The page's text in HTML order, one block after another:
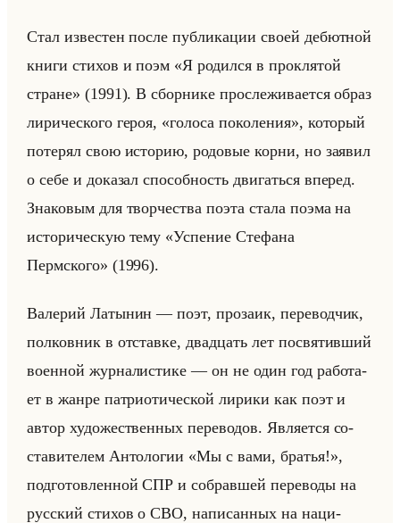
Стал из­ве­стен после пуб­ли­ка­ции своей де­бют­ной
книги сти­хов и поэм «Я родился в проклятой
стране» (1991). В сбор­ни­ке про­сле­жи­ва­ет­ся образ
ли­ри­че­ско­го героя, «голоса поколения», ко­то­рый
по­те­рял свою ис­то­рию, ро­до­вые корни, но за­явил
о себе и до­ка­зал спо­соб­ность дви­гаться впе­ред.
Зна­ко­вым для твор­че­ства поэта стала поэма на
ис­то­ри­че­скую тему «Успение Стефана
Пермского» (1996).
Ва­ле­рий Ла­ты­нин — поэт, про­за­ик, пе­ре­вод­чик,
пол­ков­ник в от­став­ке, два­дцать лет по­свя­тив­ший
во­ен­ной жур­на­ли­сти­ке — он не один год ра­бо­та­
ет в жанре пат­ри­оти­че­ской ли­ри­ки как поэт и
автор ху­до­же­ствен­ных пе­ре­во­дов. Яв­ля­ет­ся со­
ста­ви­те­лем Ан­то­ло­гии «Мы с вами, братья!»,
под­го­тов­лен­ной СПР и со­брав­шей пе­ре­во­ды на
рус­ский сти­хов о СВО, на­пи­сан­ных на на­ци­